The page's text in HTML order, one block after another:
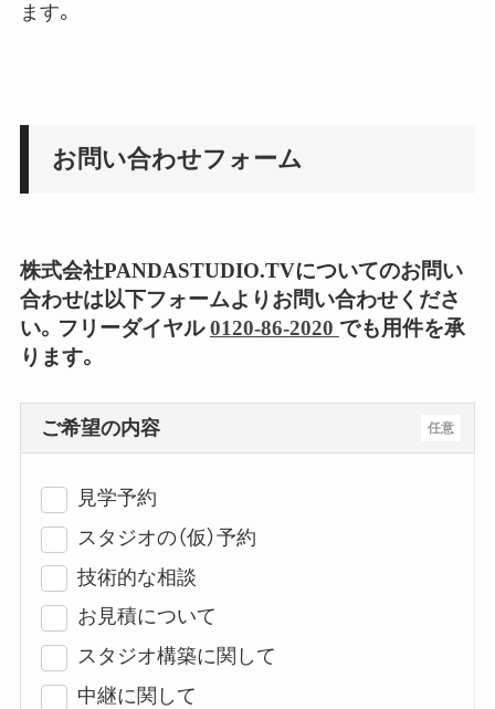
ます。
お問い合わせフォーム
株式会社PANDASTUDIO.TVについてのお問い
合わせは以下フォームよりお問い合わせくださ
い。フリーダイヤル0120-86-2020 でも用件を承
ります。
任意
ご希望の内容
見学予約
スタジオの（仮）予約
技術的な相談
お見積について
スタジオ構築に関して
中継に関して